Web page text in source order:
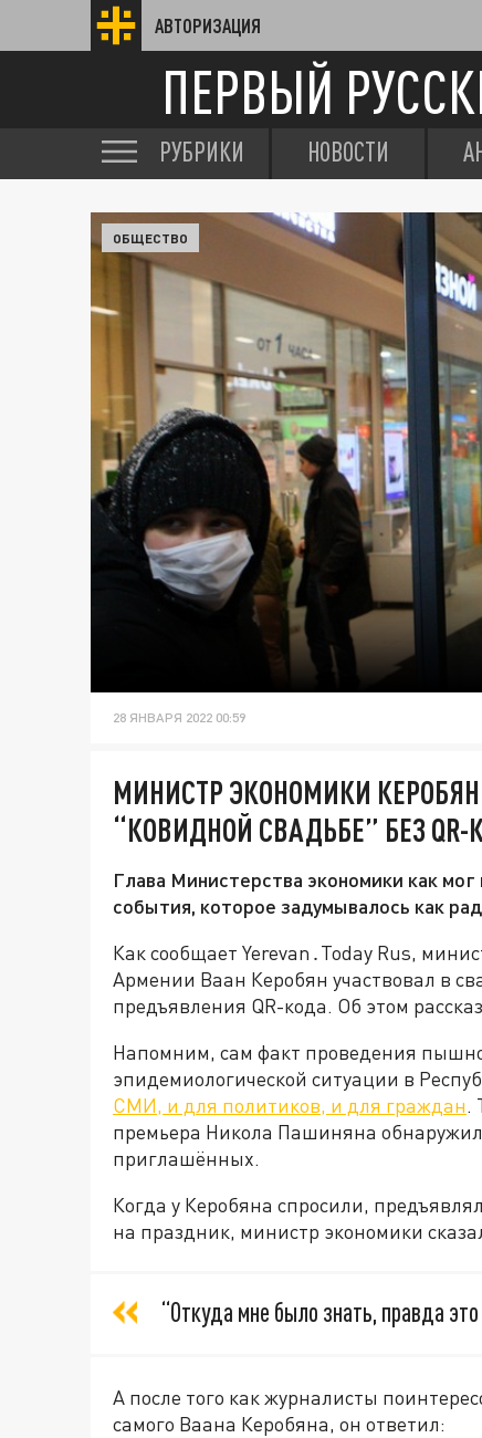
АВТОРИЗАЦИЯ
ПЕРВЫЙ
РУБРИКИ НОВОСТИ
ОБЩЕСТВО
28 ЯНВАРЯ 2022 00:59
МИНИСТР ЭКОНОМИКИ
“КОВИДНОЙ СВАДЬБЕ” БЕЗ QR-
Глава Министерства экономики как
события, которое задумывалось как
Как сообщает Yerevan․Today Rus,
Армении Ваан Керобян участвовал в
предъявления QR-кода. Об этом
Напомним, сам факт проведения
эпидемиологической ситуации в
СМИ, и для политиков, и для граждан.
премьера Никола Пашиняна
приглашённых.
Когда у Керобяна спросили,
на праздник, министр экономики
“Откуда мне было знать, правда
А после того как журналисты
самого Ваана Керобяна, он ответил: